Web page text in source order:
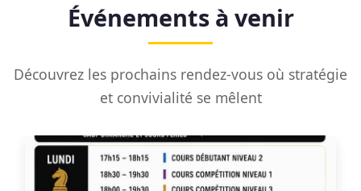
Événements à venir
Découvrez les prochains rendez-vous où stratégie
et convivialité se mêlent